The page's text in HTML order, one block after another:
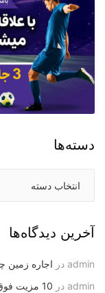
دسته‌ها
آخرین دیدگاه‌ها
admin در اجاره
admin در 10 مزیت فوق العاده ورزش کردن | درفک البرز